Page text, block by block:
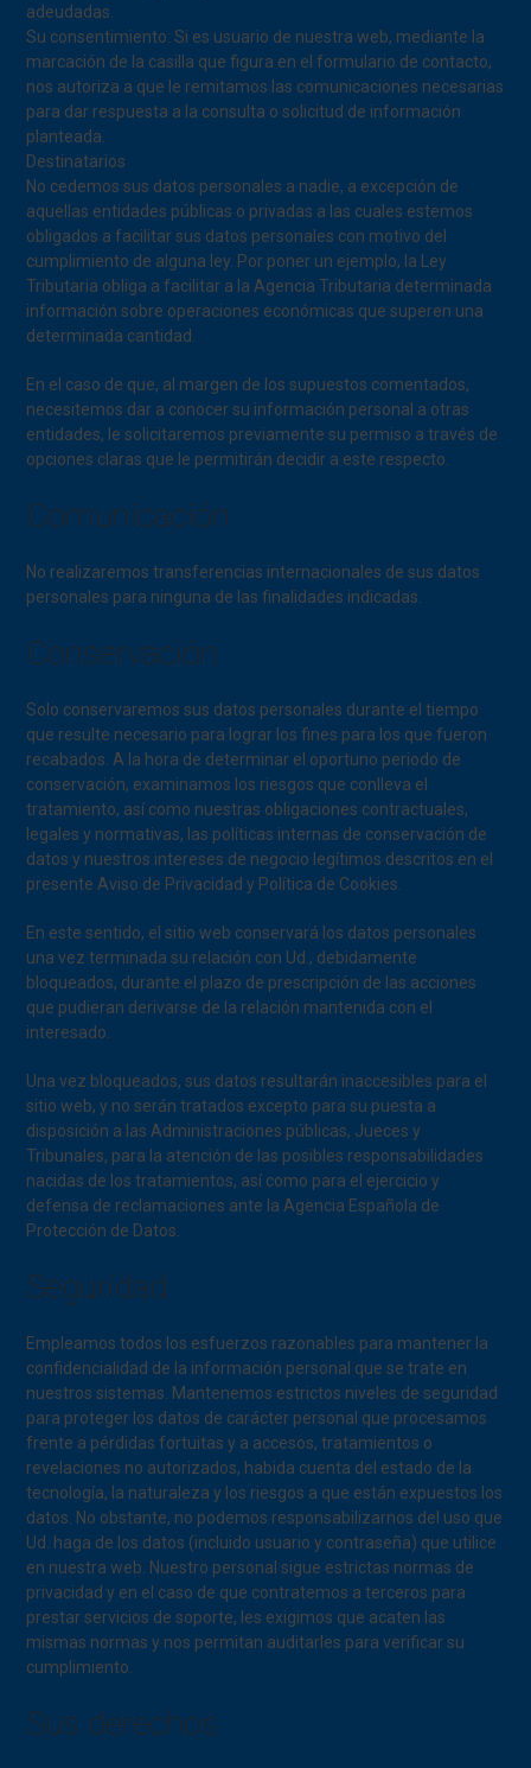
adeudadas.
Su consentimiento: Si es usuario de nuestra web, mediante la
marcación de la casilla que figura en el formulario de contacto,
nos autoriza a que le remitamos las comunicaciones necesarias
para dar respuesta a la consulta o solicitud de información
planteada.
Destinatarios
No cedemos sus datos personales a nadie, a excepción de
aquellas entidades públicas o privadas a las cuales estemos
obligados a facilitar sus datos personales con motivo del
cumplimiento de alguna ley. Por poner un ejemplo, la Ley
Tributaria obliga a facilitar a la Agencia Tributaria determinada
información sobre operaciones económicas que superen una
determinada cantidad.
En el caso de que, al margen de los supuestos comentados,
necesitemos dar a conocer su información personal a otras
entidades, le solicitaremos previamente su permiso a través de
opciones claras que le permitirán decidir a este respecto.
Comunicación
No realizaremos transferencias internacionales de sus datos
personales para ninguna de las finalidades indicadas.
Conservación
Solo conservaremos sus datos personales durante el tiempo
que resulte necesario para lograr los fines para los que fueron
recabados. A la hora de determinar el oportuno periodo de
conservación, examinamos los riesgos que conlleva el
tratamiento, así como nuestras obligaciones contractuales,
legales y normativas, las políticas internas de conservación de
datos y nuestros intereses de negocio legítimos descritos en el
presente Aviso de Privacidad y Política de Cookies.
En este sentido, el sitio web conservará los datos personales
una vez terminada su relación con Ud., debidamente
bloqueados, durante el plazo de prescripción de las acciones
que pudieran derivarse de la relación mantenida con el
interesado.
Una vez bloqueados, sus datos resultarán inaccesibles para el
sitio web, y no serán tratados excepto para su puesta a
disposición a las Administraciones públicas, Jueces y
Tribunales, para la atención de las posibles responsabilidades
nacidas de los tratamientos, así como para el ejercicio y
defensa de reclamaciones ante la Agencia Española de
Protección de Datos.
Seguridad
Empleamos todos los esfuerzos razonables para mantener la
confidencialidad de la información personal que se trate en
nuestros sistemas. Mantenemos estrictos niveles de seguridad
para proteger los datos de carácter personal que procesamos
frente a pérdidas fortuitas y a accesos, tratamientos o
revelaciones no autorizados, habida cuenta del estado de la
tecnología, la naturaleza y los riesgos a que están expuestos los
datos. No obstante, no podemos responsabilizarnos del uso que
Ud. haga de los datos (incluido usuario y contraseña) que utilice
en nuestra web. Nuestro personal sigue estrictas normas de
privacidad y en el caso de que contratemos a terceros para
prestar servicios de soporte, les exigimos que acaten las
mismas normas y nos permitan auditarles para verificar su
cumplimiento.
Sus derechos